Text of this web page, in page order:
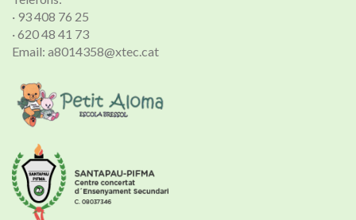
· 93 408 76 25
· 620 48 41 73
Email: a8014358@xtec.cat